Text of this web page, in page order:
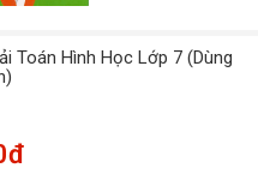
Toán Hình Học Lớp 7 (Dùng